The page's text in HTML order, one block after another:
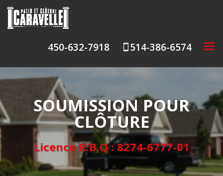
450-632-7918  514-386-6574
SOUMISSION POUR
CLÔTURE
Licence R.B.Q : 8274-6777-01